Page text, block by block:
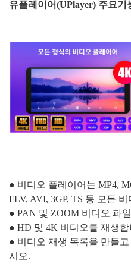
유플레이어(UPlayer) 주요기
● 비디오 플레이어는 MP4,
FLV, AVI, 3GP, TS 등 모든
● PAN 및 ZOOM 비디오 파
● HD 및 4K 비디오를 재생합
● 비디오 재생 목록을 만들
시오.